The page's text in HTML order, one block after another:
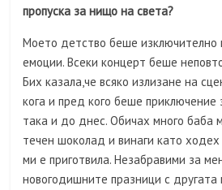
пропуска за нищо на света?
Моето детство беше изключително
емоции. Всеки концерт беше
Бих казала,че всяко излизане на
кога и пред кого беше приключение
така и до днес. Обичах много баба
течен шоколад и винаги като
ми е приготвила. Незабравими за
новогодишните празници с